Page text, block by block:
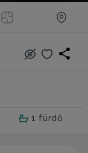
1 fürdő